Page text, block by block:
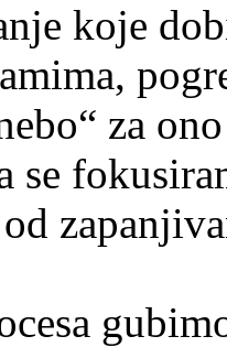
koje
za
se